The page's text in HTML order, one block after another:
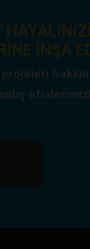
INŞA